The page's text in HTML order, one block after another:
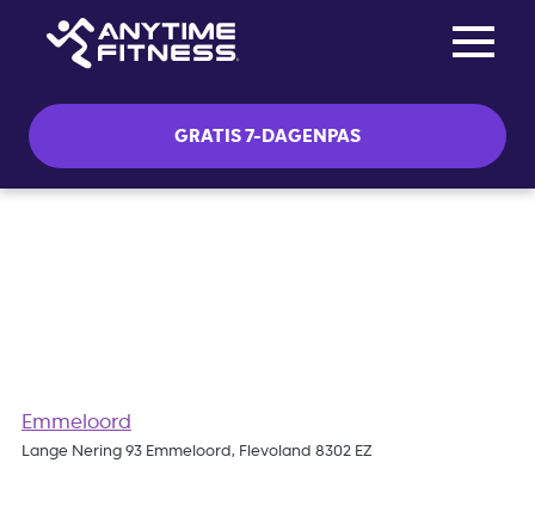
GRATIS 7-DAGENPAS
Emmeloord
Lange Nering 93 Emmeloord, Flevoland 8302 EZ